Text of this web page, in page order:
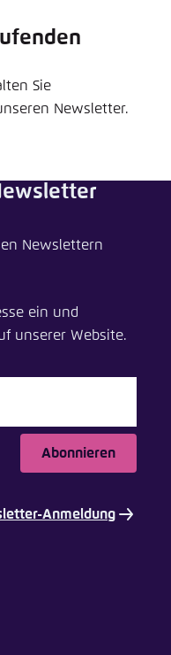
Sie
Newsletter.
zum Clean
Newslettern
ein und
unserer Website.
Abonnieren
Anmeldung